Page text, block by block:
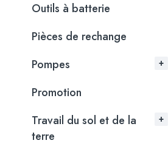
Outils à batterie
Pièces de rechange
Pompes
Promotion
Travail du sol et de la
terre